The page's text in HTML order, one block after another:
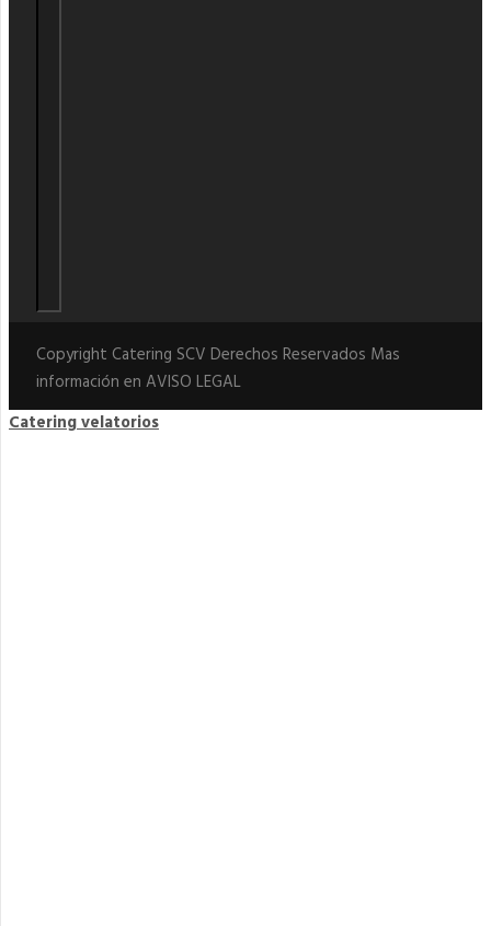
Copyright Catering SCV Derechos Reservados Mas
información en AVISO LEGAL
Catering velatorios